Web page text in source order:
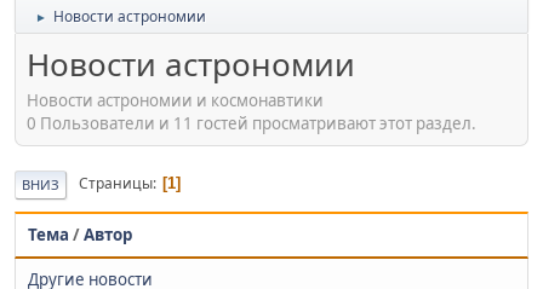
► Новости астрономии
Новости астрономии
Новости астрономии и космонавтики
0 Пользователи и 11 гостей просматривают этот раздел.
ВНИЗ Страницы 1
Тема /Автор
Другие новости